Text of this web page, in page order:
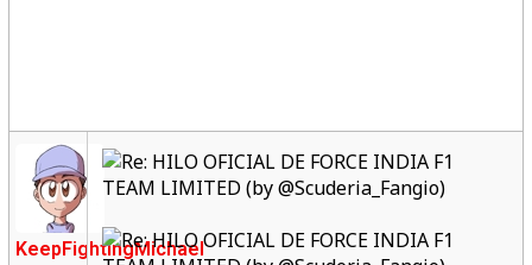
KeepFightingMichael